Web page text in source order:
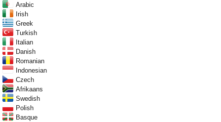
Arabic
Irish
Greek
Turkish
Italian
Danish
Romanian
Indonesian
Czech
Afrikaans
Swedish
Polish
Basque